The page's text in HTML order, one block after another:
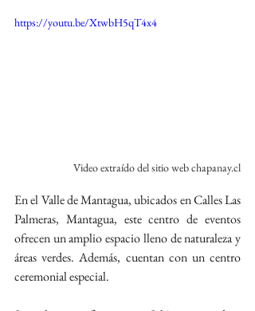
https://youtu.be/XtwbH5qT4x4
Video extraído del sitio web chapanay.cl
En el Valle de Mantagua, ubicados en Calles Las
Palmeras, Mantagua, este centro de eventos
ofrecen un amplio espacio lleno de naturaleza y
áreas verdes. Además, cuentan con un centro
ceremonial especial.